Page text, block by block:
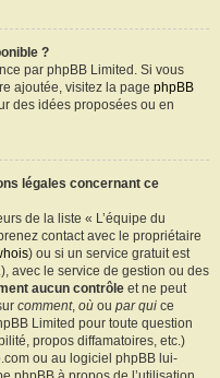
?
par phpBB Limited. Si vous
ajoutée, visitez la page phpBB
des idées proposées ou en
légales concernant ce
de la liste « L’équipe du
contact avec le propriétaire
) ou si un service gratuit est
avec le service de gestion ou des
aucun contrôle et ne peut
comment, où ou par qui ce
Limited pour toute question
propos diffamatoires, etc.)
ou au logiciel phpBB lui-